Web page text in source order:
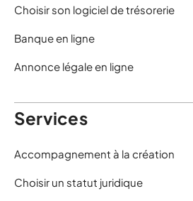
Choisir son logiciel de trésorerie
Banque en ligne
Annonce légale en ligne
Services
Accompagnement à la création
Choisir un statut juridique